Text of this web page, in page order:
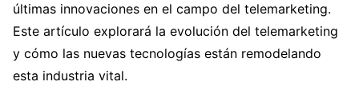
últimas innovaciones en el campo del telemarketing.
Este artículo explorará la evolución del telemarketing
y cómo las nuevas tecnologías están remodelando
esta industria vital.